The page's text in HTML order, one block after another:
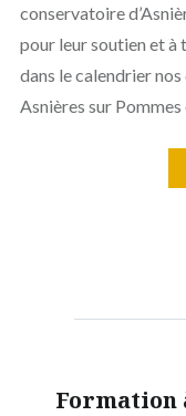
conservatoire
pour leur soutien et à
dans le calendrier
Asnières sur Pommes
Formation